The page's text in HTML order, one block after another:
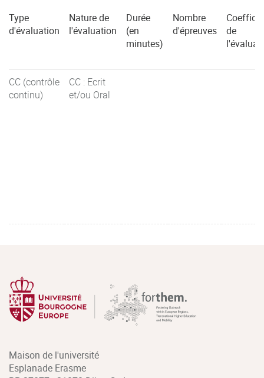
Type
d'évaluation
Nature de
l'évaluation
Durée
(en
minutes)
Nombre
d'épreuves
de
CC (contrôle
continu)
CC : Ecrit
et/ou Oral
Maison de l'université
Esplanade Erasme